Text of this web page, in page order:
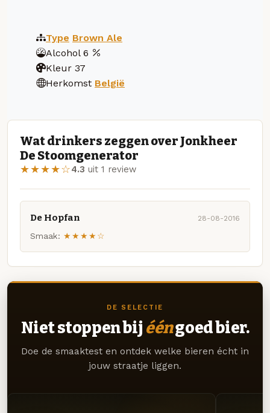
Type Brown Ale
Alcohol 6
Kleur 37
Herkomst België
Wat drinkers zeggen over Jonkheer
De Stoomgenerator
★★★★☆4.3 uit 1 review
De Hopfan 28-08-2016
Smaak: ★★★★☆
DE SELECTIE
Niet stoppen bij ééngoed bier.
Doe de smaaktest en ontdek welke bieren écht in
jouw straatje liggen.